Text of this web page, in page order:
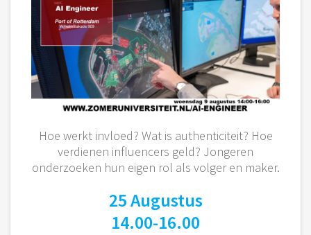
Hoe werkt invloed? Wat is authenticiteit? Hoe
verdienen influencers geld? Jongeren
onderzoeken hun eigen rol als volger en maker.
25 Augustus
14.00-16.00